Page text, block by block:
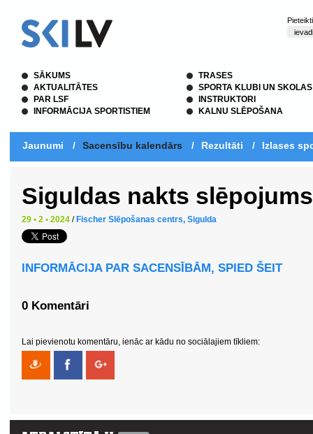
SĀKUMS
AKTUALITĀTES
PAR LSF
INFORMĀCIJA SPORTISTIEM
TRASES
SPORTA KLUBI UN SKOLAS
INSTRUKTORI
KALNU SLĒPOŠANA
Jaunumi / Sacensību kalendārs / Rezultāti / Izlases
Siguldas nakts
29 • 2 • 2024 / Fischer Slēpošanas centrs, Sigulda
INFORMĀCIJA PAR SACENSĪBĀM, SPIED ŠEIT
0 Komentāri
Lai pievienotu komentāru, ienāc ar kādu no sociālajiem tīkliem: